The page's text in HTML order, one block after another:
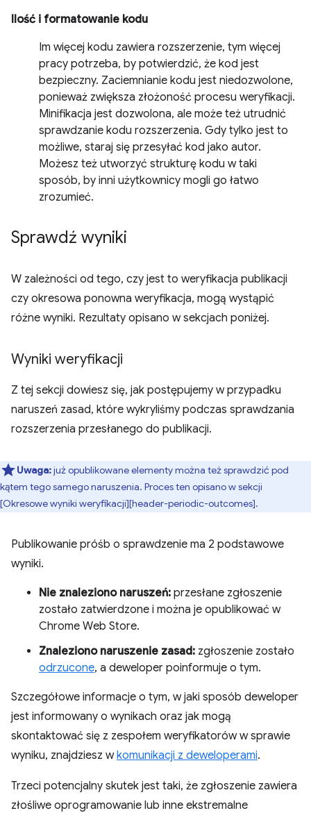
Ilość i formatowanie kodu
Im więcej kodu zawiera rozszerzenie, tym więcej
pracy potrzeba, by potwierdzić, że kod jest
bezpieczny. Zaciemnianie kodu jest niedozwolone,
ponieważ zwiększa złożoność procesu weryfikacji.
Minifikacja jest dozwolona, ale może też utrudnić
sprawdzanie kodu rozszerzenia. Gdy tylko jest to
możliwe, staraj się przesyłać kod jako autor.
Możesz też utworzyć strukturę kodu w taki
sposób, by inni użytkownicy mogli go łatwo
zrozumieć.
Sprawdź wyniki
W zależności od tego, czy jest to weryfikacja publikacji
czy okresowa ponowna weryfikacja, mogą wystąpić
różne wyniki. Rezultaty opisano w sekcjach poniżej.
Wyniki weryfikacji
Z tej sekcji dowiesz się, jak postępujemy w przypadku
naruszeń zasad, które wykryliśmy podczas sprawdzania
rozszerzenia przesłanego do publikacji.
Uwaga:już opublikowane elementy można też sprawdzić pod
kątem tego samego naruszenia. Proces ten opisano w sekcji
[Okresowe wyniki weryfikacji][header-periodic-outcomes].
Publikowanie próśb o sprawdzenie ma 2 podstawowe
wyniki.
Nie znaleziono naruszeń: przesłane zgłoszenie
zostało zatwierdzone i można je opublikować w
Chrome Web Store.
Znaleziono naruszenie zasad: zgłoszenie zostało
odrzucone, a deweloper poinformuje o tym.
Szczegółowe informacje o tym, w jaki sposób deweloper
jest informowany o wynikach oraz jak mogą
skontaktować się z zespołem weryfikatorów w sprawie
wyniku, znajdziesz wkomunikacji z deweloperami.
Trzeci potencjalny skutek jest taki, że zgłoszenie zawiera
złośliwe oprogramowanie lub inne ekstremalne